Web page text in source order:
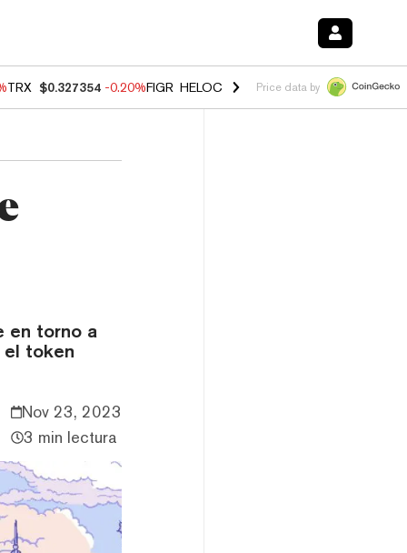
TRX $0.327354 -0.20%FIGR_HELOC $1.02 1.70%HYPE $55.70 -
Price data by
en torno a
el token
Nov 23, 2023
3 min lectura